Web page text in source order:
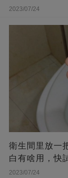
2023/07/24
衛生間里放一
白有啥用，快
2023/07/24